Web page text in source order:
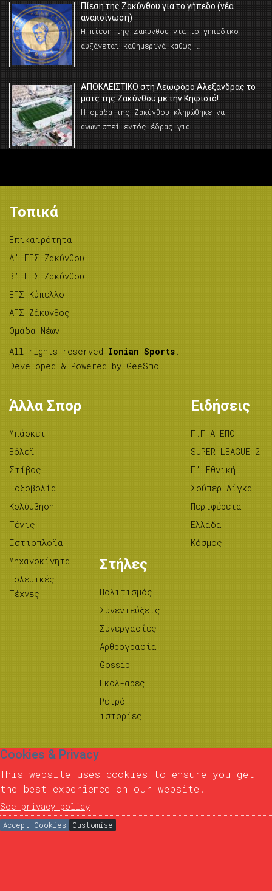
Πίεση της Ζακύνθου για το γήπεδο (νέα
ανακοίνωση)
Η πίεση της Ζακύνθου για το γηπεδικο
αυξάνεται καθημερινά καθώς …
AΠΟΚΛΕΙΣΤΙΚΟ στη Λεωφόρο Αλεξάνδρας το
ματς της Ζακύνθου με την Κηφισιά!
Η ομάδα της Ζακύνθου κληρώθηκε να
αγωνιστεί εντός έδρας για …
Τοπικά
Επικαιρότητα
A’ ΕΠΣ Ζακύνθου
B’ ΕΠΣ Ζακύνθου
ΕΠΣ Κύπελλο
ΑΠΣ Ζάκυνθος
Ομάδα Νέων
All rights reserved Ionian Sports
Developed & Powered by GeeSmo
Άλλα Σπορ
Μπάσκετ
Βόλεϊ
Στίβος
Tοξοβολία
Κολύμβηση
Τένις
Ιστιοπλοΐα
Μηχανοκίνητα
Πολεμικές
Τέχνες
Ειδήσεις
Γ.Γ.Α-ΕΠΟ
SUPER LEAGUE 2
Γ’ Εθνική
Σούπερ Λίγκα
Περιφέρεια
Ελλάδα
Κόσμος
Στήλες
Πολιτισμός
Συνεντεύξεις
Συνεργασίες
Αρθρογραφία
Gossip
Γκολ-αρες
Ρετρό
ιστορίες
Cookies & Privacy
This website uses cookies to ensure you get
the best experience on our website.
See privacy policy
Accept Cookies Customise